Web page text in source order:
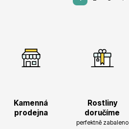
Kamenná
prodejna
Rostliny
doručíme
perfektně zabaleno